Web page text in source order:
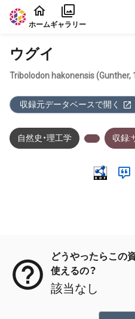
本文に飛ぶ
ホームギャラリー
ウグイ
Tribolodon hakonensis (Gunther,
収録元データベースで開く
自然史・理工学 収録:
どうやったらこの
使えるの？
該当なし